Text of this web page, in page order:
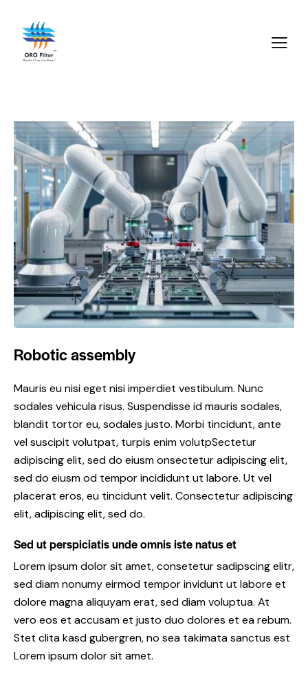
Robotic assembly
Mauris eu nisi eget nisi imperdiet vestibulum. Nunc
sodales vehicula risus. Suspendisse id mauris sodales,
blandit tortor eu, sodales justo. Morbi tincidunt, ante
vel suscipit volutpat, turpis enim volutpSectetur
adipiscing elit, sed do eiusm onsectetur adipiscing elit,
sed do eiusm od tempor incididunt ut labore. Ut vel
placerat eros, eu tincidunt velit. Consectetur adipiscing
elit, adipiscing elit, sed do.
Sed ut perspiciatis unde omnis iste natus et
Lorem ipsum dolor sit amet, consetetur sadipscing elitr,
sed diam nonumy eirmod tempor invidunt ut labore et
dolore magna aliquyam erat, sed diam voluptua. At
vero eos et accusam et justo duo dolores et ea rebum.
Stet clita kasd gubergren, no sea takimata sanctus est
Lorem ipsum dolor sit amet.